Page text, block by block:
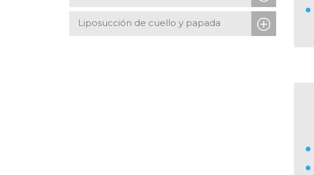
Liposucción de cuello y papada